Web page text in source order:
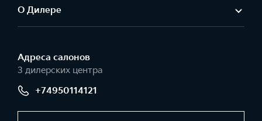
О Дилере
Адреса салонов
3 дилерских центра
+74950114121